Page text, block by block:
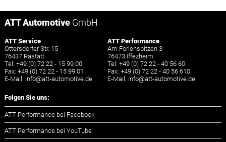
ATT AutomotiveGmbH
ATT Service
Ottersdorfer Str. 15
76437 Rastatt
Tel: +49 (0) 72 22 - 15 99 00
Fax: +49 (0) 72 22 - 15 99 01
E-Mail: info@att-automotive.de
ATT Performance
Am Forlenspitzen 3
76473 Iffezheim
Tel: +49 (0) 72 22 - 40 56 60
Fax: +49 (0) 72 22 - 40 56 610
E-Mail: info@att-automotive.de
Folgen Sie uns:
ATT Performance bei Facebook
ATT Performance bei YouTube